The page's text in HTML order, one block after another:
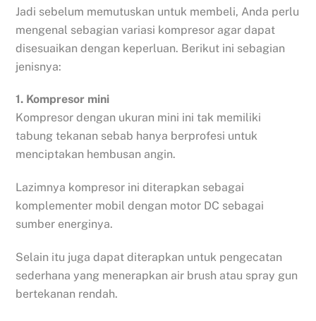
Jadi sebelum memutuskan untuk membeli, Anda perlu
mengenal sebagian variasi kompresor agar dapat
disesuaikan dengan keperluan. Berikut ini sebagian
jenisnya:
1. Kompresor mini
Kompresor dengan ukuran mini ini tak memiliki
tabung tekanan sebab hanya berprofesi untuk
menciptakan hembusan angin.
Lazimnya kompresor ini diterapkan sebagai
komplementer mobil dengan motor DC sebagai
sumber energinya.
Selain itu juga dapat diterapkan untuk pengecatan
sederhana yang menerapkan air brush atau spray gun
bertekanan rendah.